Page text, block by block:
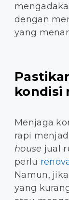
dengan
yang
kondisi
Menjaga
rapi
house jual
perlu
Namun,
yang